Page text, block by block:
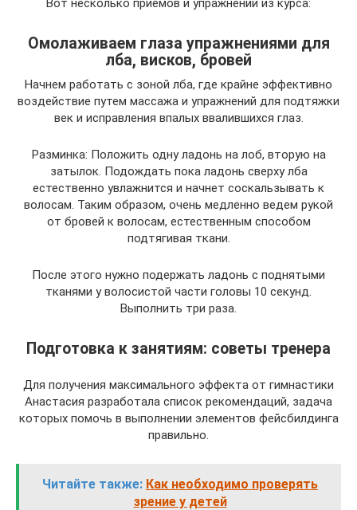
Омолаживаем глаза упражнениями для
лба, висков, бровей
Начнем работать с зоной лба, где крайне эффективно
воздействие путем массажа и упражнений для подтяжки
век и исправления впалых ввалившихся глаз.
Разминка: Положить одну ладонь на лоб, вторую на
затылок. Подождать пока ладонь сверху лба
естественно увлажнится и начнет соскальзывать к
волосам. Таким образом, очень медленно ведем рукой
от бровей к волосам, естественным способом
подтягивая ткани.
После этого нужно подержать ладонь с поднятыми
тканями у волосистой части головы 10 секунд.
Выполнить три раза.
Подготовка к занятиям: советы тренера
Для получения максимального эффекта от гимнастики
Анастасия разработала список рекомендаций, задача
которых помочь в выполнении элементов фейсбилдинга
правильно.
Читайте также: Как необходимо проверять
зрение у детей